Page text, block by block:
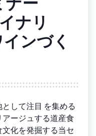
ナリ
ンづく
して注目 を集める
ージュする道産食
化を発掘する当セ